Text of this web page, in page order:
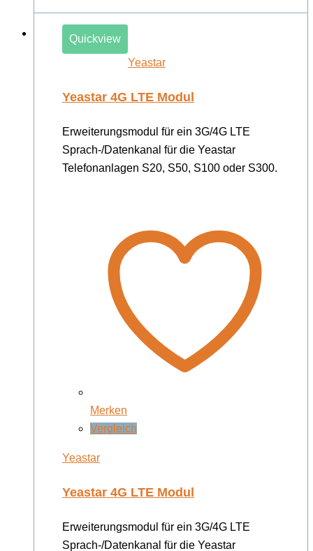
Quickview
Yeastar
Yeastar 4G LTE Modul
Erweiterungsmodul für ein 3G/4G LTE
Sprach-/Datenkanal für die Yeastar
Telefonanlagen S20, S50, S100 oder S300.
Merken
Vergleich
Yeastar
Yeastar 4G LTE Modul
Erweiterungsmodul für ein 3G/4G LTE
Sprach-/Datenkanal für die Yeastar